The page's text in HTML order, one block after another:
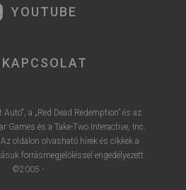
YOUTUBE
KAPCSOLAT
a „Red Dead Redemption” és az
Games és a Take-Two Interactive, Inc.
oldalon olvasható hírek és cikkek a
forrásmegjelöléssel engedélyezett.
©2005 -